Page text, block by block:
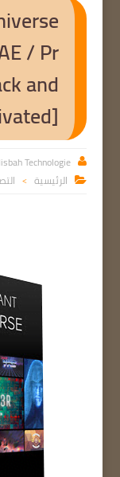
/ Pr
and

Technologie
 الرئيسية >